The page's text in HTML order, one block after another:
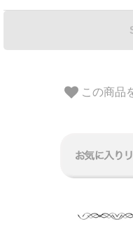
この商品